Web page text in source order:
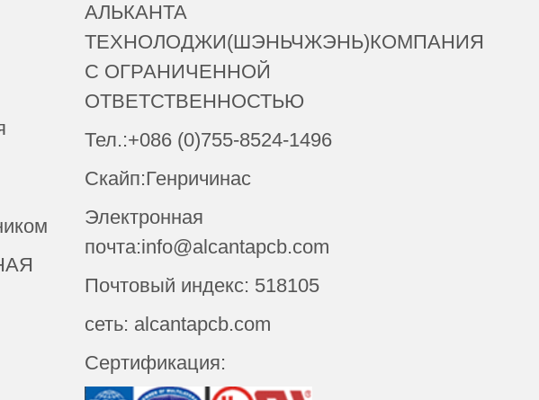
АЛЬКАНТА
ТЕХНОЛОДЖИ(ШЭНЬЧЖЭНЬ)КОМПАНИЯ
С ОГРАНИЧЕННОЙ
ОТВЕТСТВЕННОСТЬЮ
Тел.:+086 (0)755-8524-1496
Скайп:Генричинас
Электронная
почта:info@alcantapcb.com
Почтовый индекс: 518105
сеть: alcantapcb.com
Сертификация: